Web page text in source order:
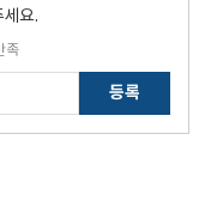
요.
족
등록